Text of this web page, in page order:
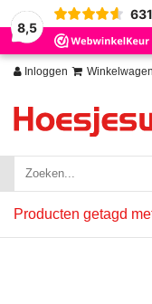
8,5
Inloggen Winkelwagen
Producten getagd
Wij slaan cookies op om
Nee